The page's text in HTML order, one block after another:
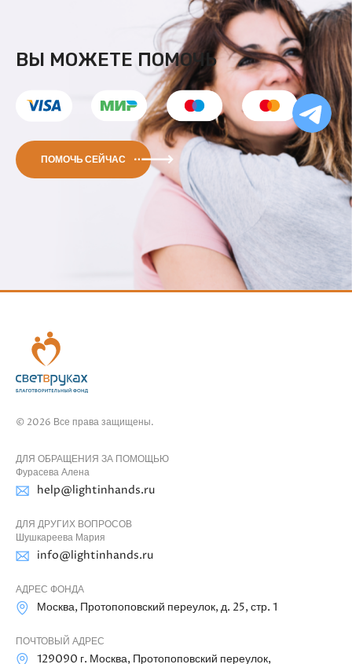
ВЫ МОЖЕТЕ ПОМОЧЬ
ПОМОЧЬ СЕЙЧАС
© 2026 Все права защищены.
ДЛЯ ОБРАЩЕНИЯ ЗА ПОМОЩЬЮ
Фурасева Алена
help@lightinhands.ru
ДЛЯ ДРУГИХ ВОПРОСОВ
Шушкареева Мария
info@lightinhands.ru
АДРЕС ФОНДА
Москва, Протопоповский переулок, д. 25, стр. 1
ПОЧТОВЫЙ АДРЕС
129090 г. Москва, Протопоповский переулок,